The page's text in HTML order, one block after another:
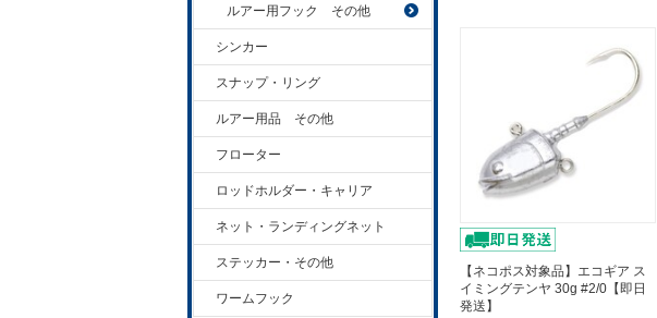
【ネコポス対象品】エコギア ス
イミングテンヤ 30g #2/0【即日
発送】
ルアー用フック その他
シンカー
スナップ・リング
ルアー用品 その他
フローター
ロッドホルダー・キャリア
ネット・ランディングネット
ステッカー・その他
ワームフック